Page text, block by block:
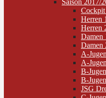
Saison 2017/
Cockpit
Herren 1
Herren
Damen
Damen
A-
A-
B-
B-
JSG